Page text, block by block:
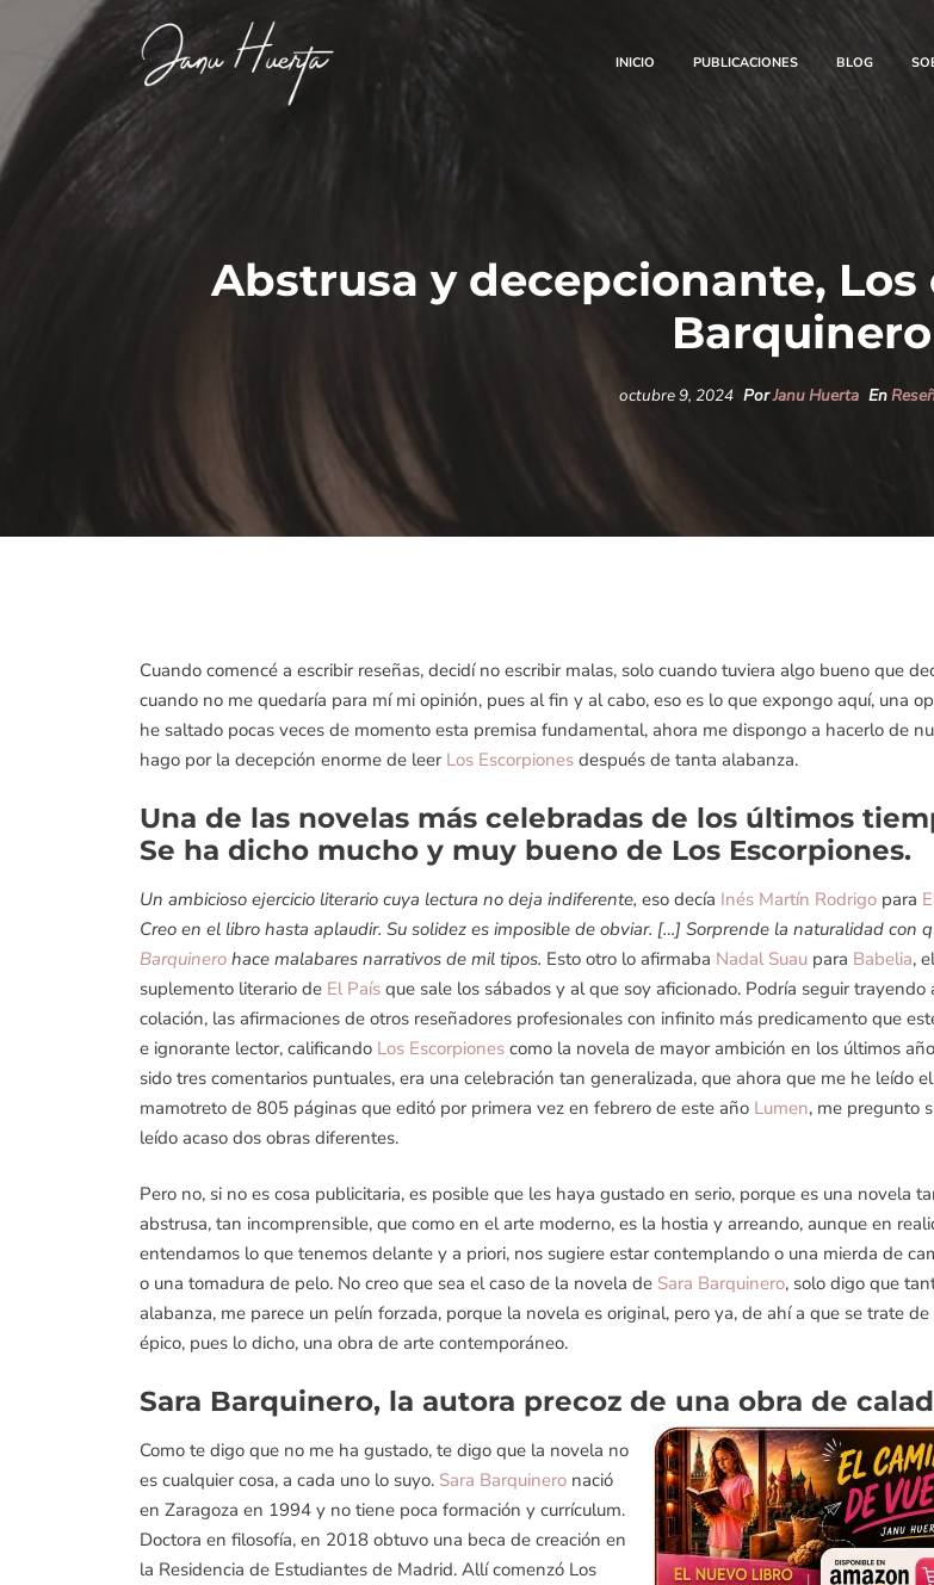
INICIO PUBLICACIONES BLOG
Abstrusa y decepcionante, Los
Barquinero
octubre 9, 2024 PorJanu Huerta En
Cuando comencé a escribir reseñas, decidí no escribir malas, solo cuando tuviera algo bueno que
cuando no me quedaría para mí mi opinión, pues al fin y al cabo, eso es lo que expongo aquí, una
he saltado pocas veces de momento esta premisa fundamental, ahora me dispongo a hacerlo de
hago por la decepción enorme de leer Los Escorpiones después de tanta alabanza.
Una de las novelas más celebradas de los últimos
Se ha dicho mucho y muy bueno de Los Escorpiones.
Un ambicioso ejercicio literario cuya lectura no deja indiferente, eso decía Inés Martín Rodrigo para
Creo en el libro hasta aplaudir. Su solidez es imposible de obviar. […] Sorprende la naturalidad con
Barquinero hace malabares narrativos de mil tipos. Esto otro lo afirmaba Nadal Suau para Babelia, el
suplemento literario de El País que sale los sábados y al que soy aficionado. Podría seguir trayendo
colación, las afirmaciones de otros reseñadores profesionales con infinito más predicamento que
e ignorante lector, calificando Los Escorpiones como la novela de mayor ambición en los últimos
sido tres comentarios puntuales, era una celebración tan generalizada, que ahora que me he leído el
mamotreto de 805 páginas que editó por primera vez en febrero de este año Lumen, me pregunto
leído acaso dos obras diferentes.
Pero no, si no es cosa publicitaria, es posible que les haya gustado en serio, porque es una novela
abstrusa, tan incomprensible, que como en el arte moderno, es la hostia y arreando, aunque en
entendamos lo que tenemos delante y a priori, nos sugiere estar contemplando o una mierda de
o una tomadura de pelo. No creo que sea el caso de la novela de Sara Barquinero, solo digo que
alabanza, me parece un pelín forzada, porque la novela es original, pero ya, de ahí a que se trate
épico, pues lo dicho, una obra de arte contemporáneo.
Sara Barquinero, la autora precoz de una obra de
Como te digo que no me ha gustado, te digo que la novela no
es cualquier cosa, a cada uno lo suyo. Sara Barquinero nació
en Zaragoza en 1994 y no tiene poca formación y currículum.
Doctora en filosofía, en 2018 obtuvo una beca de creación en
la Residencia de Estudiantes de Madrid. Allí comenzó Los